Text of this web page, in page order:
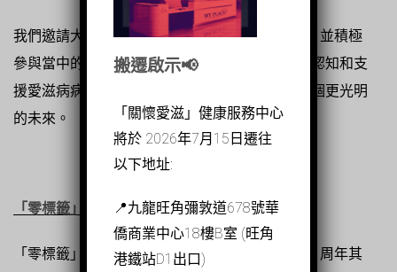
我們邀請大家一同來紀念世界愛滋病日 35 周年，並積極
參與當中的精彩活動。透過去污名化、提高相關認知和支
援愛滋病病毒感染者，我們可攜手為社會建立一個更光明
的未來。
「零標籤」咖啡車送暖： 齊心泡製零標籤社會
「零標籤」咖啡車是我們在「世界愛滋病日」 35 周年其
搬遷啟示📢
「關懷愛滋」健康服務中心
將於 2026年7月15日遷往
以下地址:
📍九龍旺角彌敦道678號華
僑商業中心18樓B室 (旺角
港鐵站D1出口)